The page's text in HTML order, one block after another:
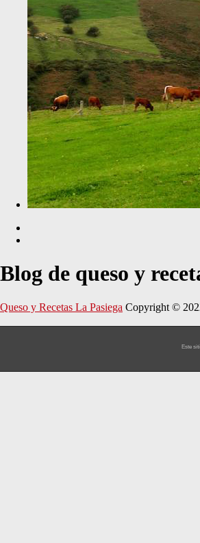
Blog de queso y
Queso y Recetas La Pasiega Copyright ©
Este